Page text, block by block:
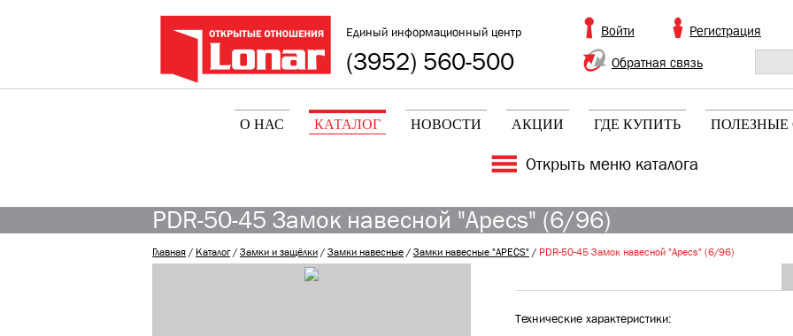
Единый информационный центр
(3952) 560-500
Войти
Регистрация
Обратная связь
О НАС КАТАЛОГ НОВОСТИ АКЦИИ ГДЕ КУПИТЬ ПОЛЕЗНЫЕ
Открыть меню каталога
PDR-50-45 Замок навесной "Apecs" (6/96)
Главная/ Каталог/Замки и защёлки/Замки навесные/Замки навесные "APECS"/ PDR-50-45 Замок навесной "Apecs" (6/96)
Технические характеристики: